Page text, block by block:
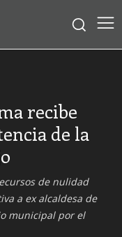
recibe
de la
de nulidad
a ex alcaldesa de
municipal por el